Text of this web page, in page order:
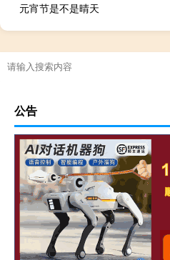
元宵节是不是晴天
公告